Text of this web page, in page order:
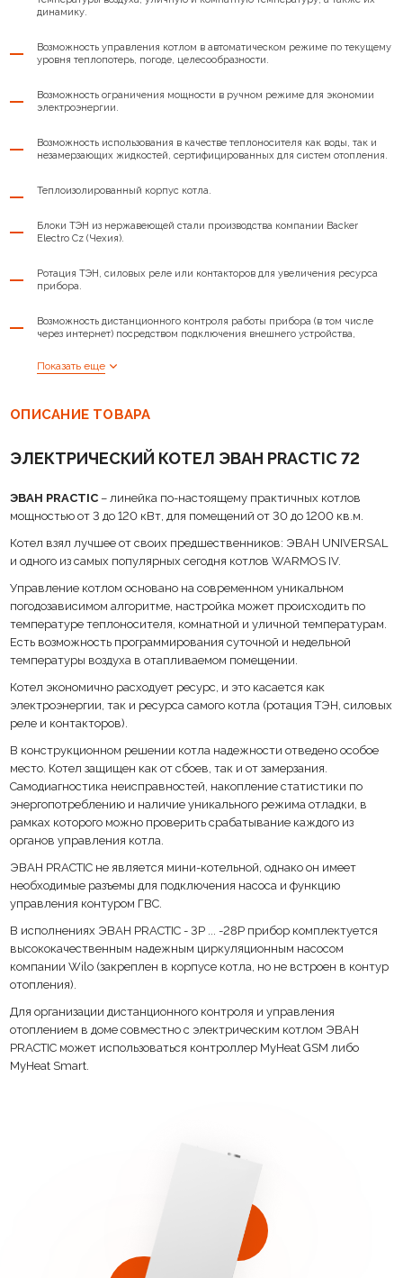
управления
Защита от перегрева силовых
Да
Диаметр трубы
Габариты, мм 795х450х305
динамику.
Возможность управления котлом в автоматическом режиме по текущему
уровня теплопотерь, погоде, целесообразности.
Возможность ограничения мощности в ручном режиме для экономии
электроэнергии.
Возможность использования в качестве теплоносителя как воды, так и
незамерзающих жидкостей, сертифицированных для систем отопления.
Теплоизолированный корпус котла.
Блоки ТЭН из нержавеющей стали производства компании Backer
Electro Cz (Чехия).
Ротация ТЭН, силовых реле или контакторов для увеличения ресурса
прибора.
Возможность дистанционного контроля работы прибора (в том числе
через интернет) посредством подключения внешнего устройства,
Защита от токов короткого замыкания и перегрузки.
Защита от отказа (обрыва или короткого замыкания) датчиков
температуры.
Автоматическое переключение при попадании фазы на оставшуюся с
последующим восстановлением равномерности расхода ресурса.
Настройка температурных режимов в недельном расписании,
программирование суточной и недельной температуры воздуха
помещения.
Графический дисплей с интуитивно понятной навигацией по
настройкам и режимам работы.
Возможность подключения модуля дистанционного управления.
контроля температуры воды в косвенном водонагревателе).
Бесшумность в работе.
Единая котельная: для объектов менее 300 кв. м для котла не нужно
Самодиагностика неисправностей.
Накопление статистики энергопотребления и температур.
Уникальный режим проверки срабатывание каждого из органов
управления котла.
Датчик уличной температуры.
Датчик комнатной температуры
Показать еще
ОПИСАНИЕ ТОВАРА
ЭЛЕКТРИЧЕСКИЙ КОТЕЛ ЭВАН PRACTIC 72
ЭВАН PRACTIC – линейка по-настоящему практичных котлов
мощностью от 3 до 120 кВт, для помещений от 30 до 1200 кв.м.
Котел взял лучшее от своих предшественников: ЭВАН UNIVERSAL
и одного из самых популярных сегодня котлов WARMOS IV.
Управление котлом основано на современном уникальном
погодозависимом алгоритме, настройка может происходить по
температуре теплоносителя, комнатной и уличной температурам.
Есть возможность программирования суточной и недельной
температуры воздуха в отапливаемом помещении.
Котел экономично расходует ресурс, и это касается как
электроэнергии, так и ресурса самого котла (ротация ТЭН, силовых
реле и контакторов).
В конструкционном решении котла надежности отведено особое
место. Котел защищен как от сбоев, так и от замерзания.
Самодиагностика неисправностей, накопление статистики по
энергопотреблению и наличие уникального режима отладки, в
рамках которого можно проверить срабатывание каждого из
органов управления котла.
ЭВАН PRACTIC не является мини-котельной, однако он имеет
необходимые разъемы для подключения насоса и функцию
управления контуром ГВС.
В исполнениях ЭВАН PRACTIC - 3P ... -28P прибор комплектуется
высококачественным надежным циркуляционным насосом
компании Wilo (закреплен в корпусе котла, но не встроен в контур
отопления).
Для организации дистанционного контроля и управления
отоплением в доме совместно с электрическим котлом ЭВАН
PRACTIC может использоваться контроллер MyHeat GSM либо
MyHeat Smart.